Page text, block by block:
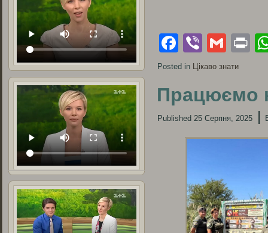
Facebook
Viber
Posted in Цікаво знати
Працюємо
Published 25 Серпня, 2025 |